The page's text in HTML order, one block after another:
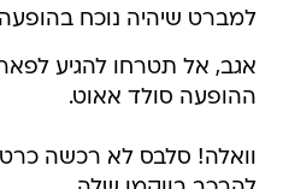
אגב, אל תטרחו להגיע
וואלה! סלבס לא רכשה